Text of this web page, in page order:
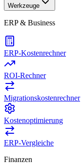
Werkzeuge
ERP & Business
ERP-Kostenrechner
ROI-Rechner
Migrationskostenrechner
Kostenoptimierung
ERP-Vergleiche
Finanzen